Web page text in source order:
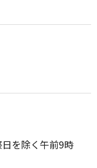
を除く午前9時